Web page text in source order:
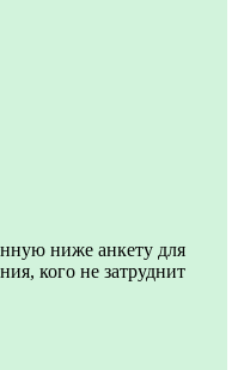
ниже анкету для
кого не затруднит